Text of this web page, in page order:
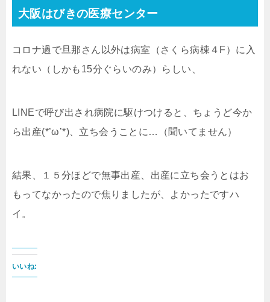
大阪はびきの医療センター
コロナ過で旦那さん以外は病室（さくら病棟４F）に入
れない（しかも15分ぐらいのみ）らしい、
LINEで呼び出され病院に駆けつけると、ちょうど今か
ら出産(*’ω’*)、立ち会うことに…（聞いてません）
結果、１５分ほどで無事出産、出産に立ち会うとはお
もってなかったので焦りましたが、よかったですハ
イ。
いいね: